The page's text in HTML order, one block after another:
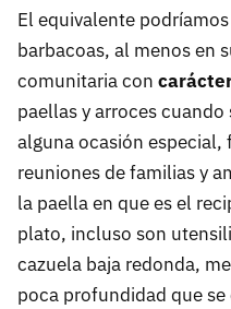
El equivalente
barbacoas, al menos en
comunitaria con
paellas y arroces
alguna ocasión especial,
reuniones de familias y
la paella en que es el
plato, incluso son
cazuela baja redonda,
poca profundidad que